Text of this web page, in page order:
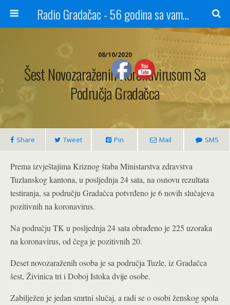
Radio Gradačac - 56 godina sa vama...
08/10/2020
Šest Novozaraženih Koronavirusom Sa
Područja Gradačca
Share Tweet Pin Mail SMS
Prema izvještajima Kriznog štaba Ministarstva zdravstva
Tuzlanskog kantona, u posljednja 24 sata, na osnovu rezultata
testiranja, sa području Gradačca potvrđeno je 6 novih slučajeva
pozitivnih na koronavirus.
Na području TK u posljednja 24 sata obrađeno je 225 uzoraka
na koronavirus, od čega je pozitivnih 20.
Deset novozaraženih osoba je sa područja Tuzle, iz Gradačca
šest, Živinica tri i Doboj Istoka dvije osobe.
Zabilježen je jedan smrtni slučaj, a radi se o osobi ženskog spola